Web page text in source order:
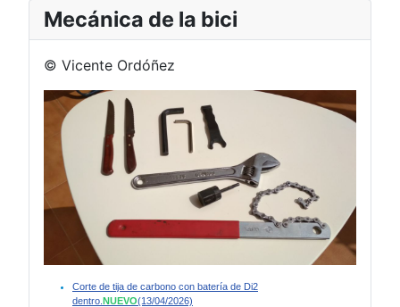
Mecánica de la bici
© Vicente Ordóñez
Corte de tija de carbono con batería de Di2
dentro. NUEVO(13/04/2026)